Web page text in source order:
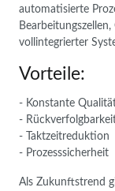
automatisierte
vollintegrierter
Vorteile:
- Konstante
-
- Taktzeitreduktion
- Prozesssicherheit
Als Zukunftstrend